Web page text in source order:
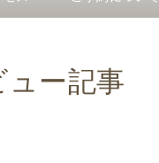
ュー記事